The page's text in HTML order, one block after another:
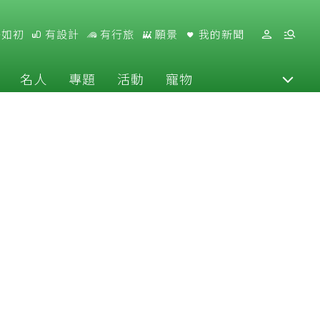
初 有設計 有行旅 願景 我的新聞
名人 專題 活動 寵物